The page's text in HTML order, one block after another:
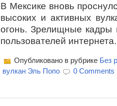
В Мексике вновь
высоких и активных
огонь. Зрелищные кадры
пользователей
Опубликовано в рубрике Без
вулкан Эль Попо
0 Comments